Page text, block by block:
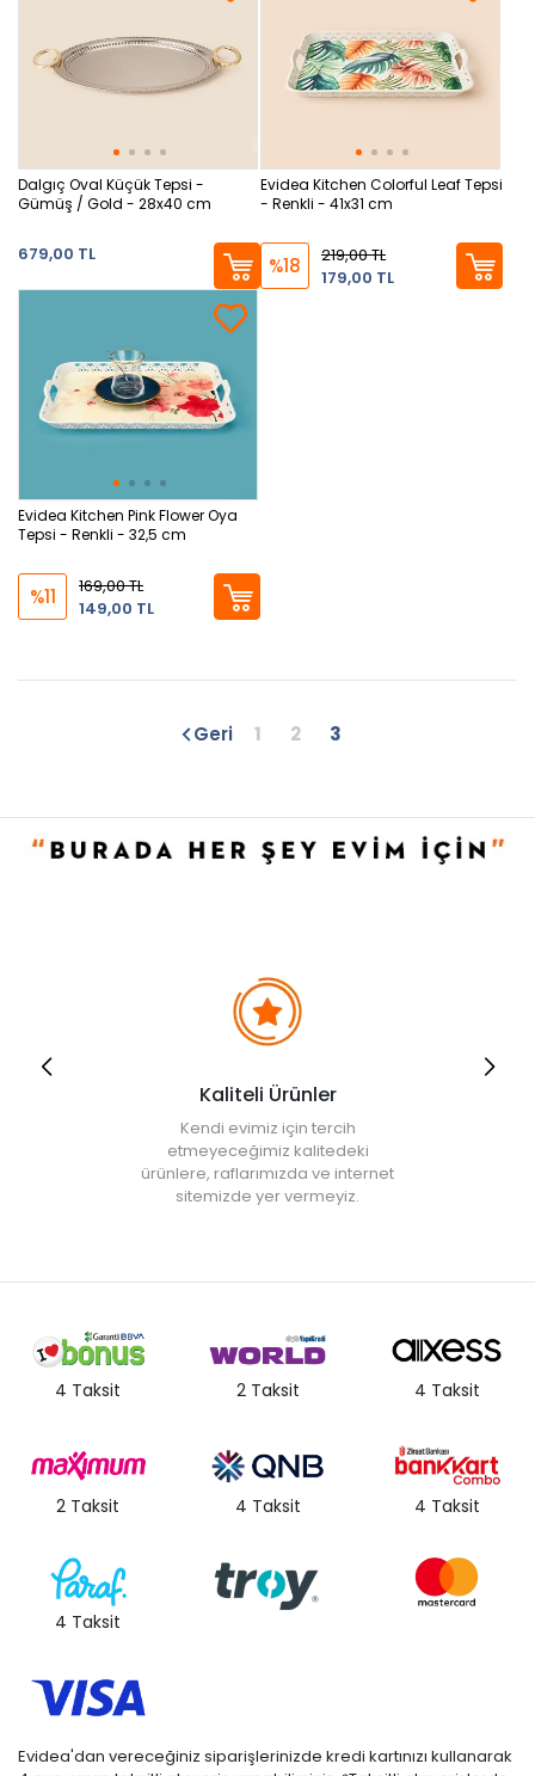
Dalgıç Oval Küçük Tepsi -
Gümüş / Gold - 28x40 cm
679,00 TL
Evidea Kitchen Colorful Leaf Tepsi
- Renkli - 41x31 cm
%18
219,00 TL
179,00 TL
Evidea Kitchen Pink Flower Oya
Tepsi - Renkli - 32,5 cm
%11
169,00 TL
149,00 TL
Geri 1 2 3
Kaliteli Ürünler
Kendi evimiz için tercih
etmeyeceğimiz kalitedeki
ürünlere, raflarımızda ve internet
sitemizde yer vermeyiz.
4 Taksit 2 Taksit 4 Taksit
2 Taksit 4 Taksit 4 Taksit
4 Taksit
Evidea'dan vereceğiniz siparişlerinizde kredi kartınızı kullanarak